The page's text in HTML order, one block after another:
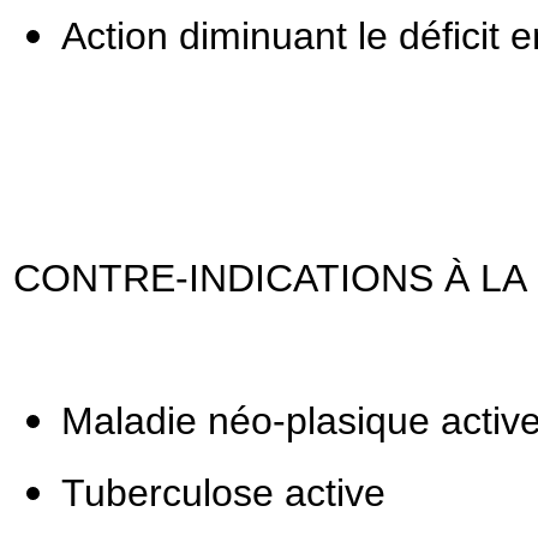
Action diminuant le déficit
CONTRE-INDICATIONS À
Maladie néo-plasique
Tuberculose active